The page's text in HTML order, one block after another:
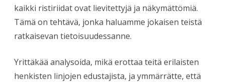
kaikki ristiriidat ovat lievitettyjä ja näkymättömiä.
Tämä on tehtävä, jonka haluamme jokaisen teistä
ratkaisevan tietoisuudessanne.
Yrittäkää analysoida, mikä erottaa teitä erilaisten
henkisten linjojen edustajista, ja ymmärrätte, että